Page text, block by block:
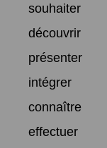
souhaiter
découvrir
présenter
intégrer
connaître
effectuer